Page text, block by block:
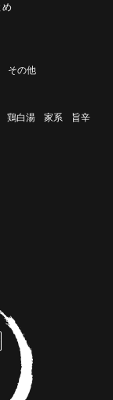
め
その他
鶏白湯 家系
旨辛